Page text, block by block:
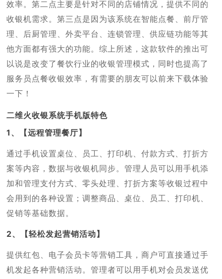
效率。第二点主要是针对不同的店铺情况，提供不同的
收银机需求。第三点是因为该系统在智能点餐、前厅管
理、后厨管理、外卖平台、连锁管理、供应链功能等其
他方面都有强大的功能。综上所述，这款软件的推出可
以说是改变了餐饮行业的收银管理模式，同时也提高了
服务员点餐收银效率，有需要的朋友可以前来下载体验
一下！
二维火收银系统手机版特色
1、【远程管理餐厅】
通过手机设置桌位、员工、打印机、付款方式、打折方
案等内容，数据与收银机同步。管理人员可以用手机添
加和管理支付方式、零头处理、打折方案等收银过程中
会用到的各种设置；调整商品、桌位、员工、打印机、
促销等基础数据。
2、【轻松发起营销活动】
提供红包、电子会员卡等营销工具，商户可直接通过手
机发起各种营销活动。管理者可以用手机对会员发送优